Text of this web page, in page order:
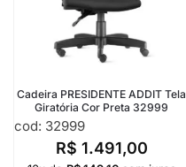
Cadeira PRESIDENTE ADDIT Tela
Giratória Cor Preta 32999
cod: 32999
R$ 1.491,00